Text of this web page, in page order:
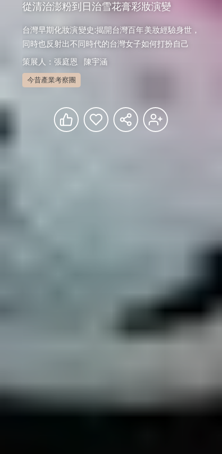
從清治澎粉到日治雪花膏彩妝演變
台灣早期化妝演變史:揭開台灣百年美妝經驗身世，
同時也反射出不同時代的台灣女子如何打扮自己
策展人：張庭恩   陳宇涵
今昔產業考察團